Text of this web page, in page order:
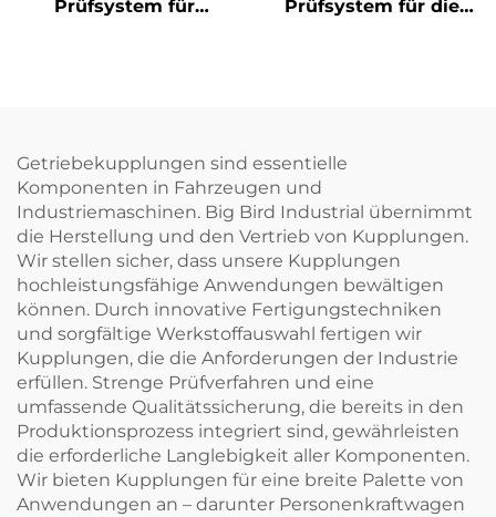
Prüfsystem für
Prüfsystem für die
Getriebekupplungen sind essentielle
Komponenten in Fahrzeugen und
Industriemaschinen. Big Bird Industrial übernimmt
die Herstellung und den Vertrieb von Kupplungen.
Wir stellen sicher, dass unsere Kupplungen
hochleistungsfähige Anwendungen bewältigen
können. Durch innovative Fertigungstechniken
und sorgfältige Werkstoffauswahl fertigen wir
Kupplungen, die die Anforderungen der Industrie
erfüllen. Strenge Prüfverfahren und eine
umfassende Qualitätssicherung, die bereits in den
Produktionsprozess integriert sind, gewährleisten
die erforderliche Langlebigkeit aller Komponenten.
Wir bieten Kupplungen für eine breite Palette von
Anwendungen an – darunter Personenkraftwagen